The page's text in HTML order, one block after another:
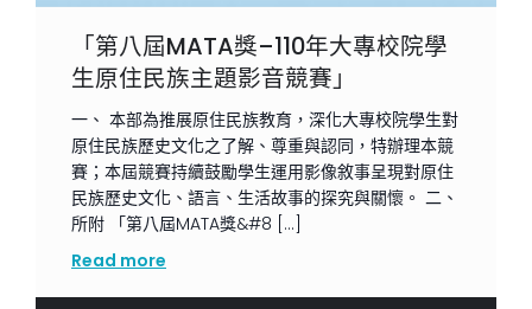
「第八屆MATA獎–110年大專校院學
生原住民族主題影音競賽」
一、 本部為推展原住民族教育，深化大專校院學生對
原住民族歷史文化之了解、尊重與認同，特辦理本競
賽；本屆競賽持續鼓勵學生運用影像敘事呈現對原住
民族歷史文化、語言、生活故事的探究與關懷。 二、
所附 「第八屆MATA獎&#8 […]
Read more